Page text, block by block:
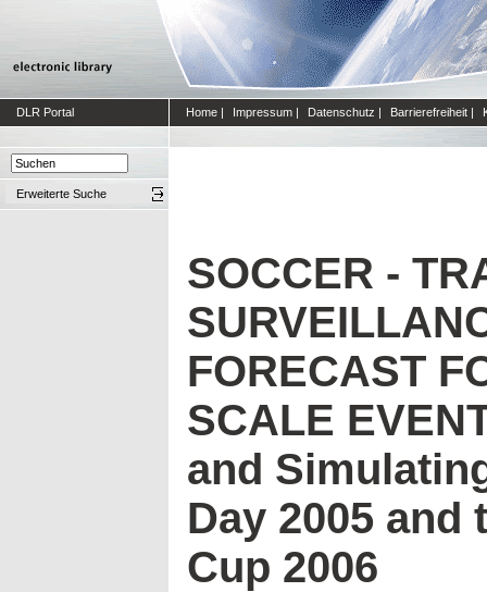
DLR Portal Home | Impressum | Datenschutz | Barrierefreiheit |
Erweiterte Suche
SOCCER -
FORECAST
SCALE
and
Day 2005 and
Cup 2006